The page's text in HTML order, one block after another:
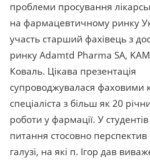
проблеми просування
на фармацевтичному ринку
участь старший фахівець з
ринку Adamtd Pharma SA, KAM
Коваль. Цікава презентація
супроводжувалася фаховими
спеціаліста з більш як 20
роботи у фармації. У
питання стосовно перспектив
галузі, на які п. Ігор дав